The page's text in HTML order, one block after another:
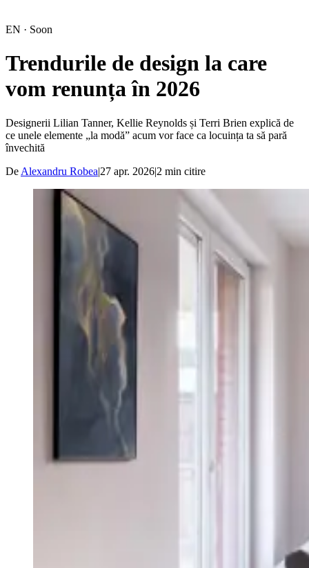
EN · Soon
Trendurile de design la care
vom renunța în 2026
Designerii Lilian Tanner, Kellie Reynolds și Terri Brien explică de
ce unele elemente „la modă” acum vor face ca locuința ta să pară
învechită
De Alexandru Robea|27 apr. 2026|2 min citire